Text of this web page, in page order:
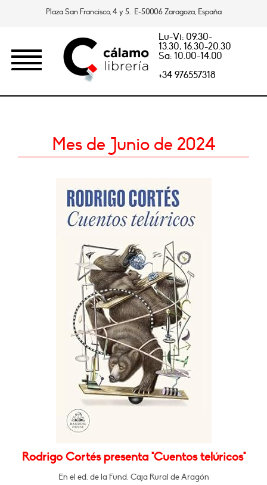
Plaza San Francisco, 4 y 5. E-50006 Zaragoza, España
Lu-Vi: 09.30-
13.30, 16.30-20.30
Sa: 10.00-14.00
+34 976557318
Mes de Junio de 2024
Rodrigo Cortés presenta "Cuentos telúricos"
En el ed. de la Fund. Caja Rural de Aragón